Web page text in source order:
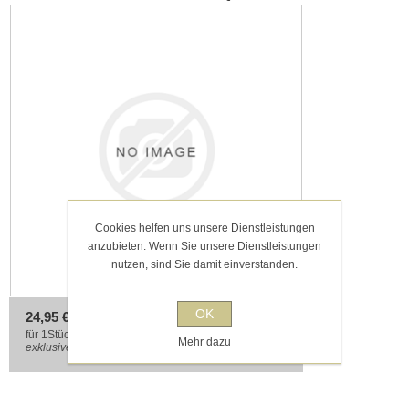
24,95 € inkl. MwSt.
für 1Stück/pcs entspricht 24,95 € pro 1 Stück/pcs
exklusive
Cookies helfen uns unsere Dienstleistungen
anzubieten. Wenn Sie unsere Dienstleistungen
nutzen, sind Sie damit einverstanden.
OK
Mehr dazu